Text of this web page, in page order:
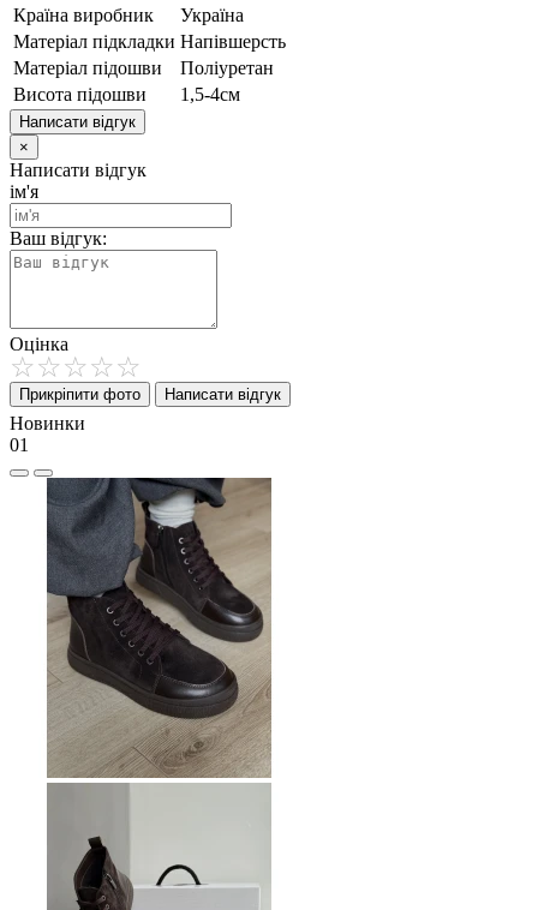
Країна виробник
Україна
Матеріал підкладки Напівшерсть
Матеріал підошви
Поліуретан
Висота підошви
1,5-4см
Написати відгук
×
Написати відгук
ім'я
Ваш відгук:
Оцінка
Прикріпити фото Написати відгук
Новинки
01